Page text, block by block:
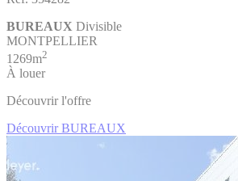
BUREAUX Divisible
MONTPELLIER
1269m2
À louer
Découvrir l'offre
Découvrir BUREAUX